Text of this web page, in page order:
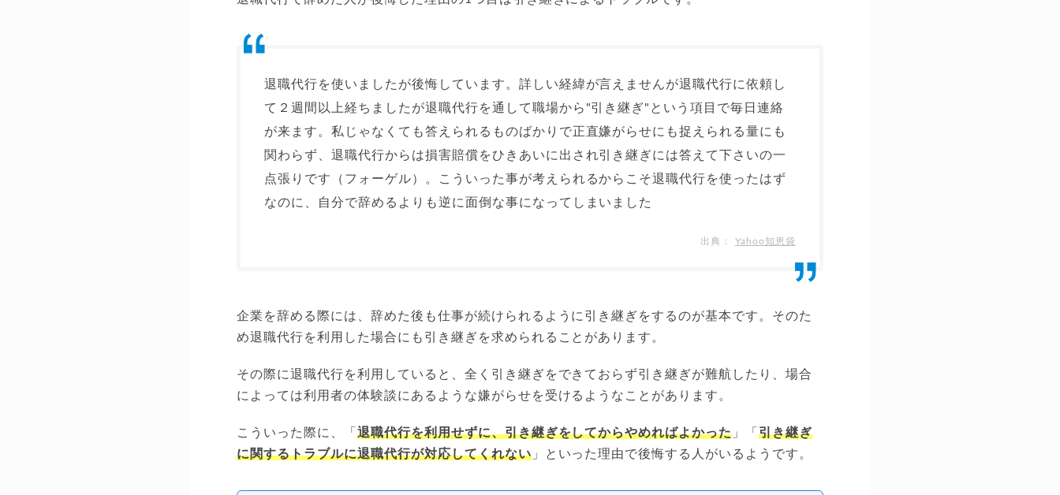
退職代行を使いましたが後悔しています。詳しい経緯が言えませんが退職代行に依頼し
て２週間以上経ちましたが退職代行を通して職場から"引き継ぎ"という項目で毎日連絡
が来ます。私じゃなくても答えられるものばかりで正直嫌がらせにも捉えられる量にも
関わらず、退職代行からは損害賠償をひきあいに出され引き継ぎには答えて下さいの一
点張りです（フォーゲル）。こういった事が考えられるからこそ退職代行を使ったはず
なのに、自分で辞めるよりも逆に面倒な事になってしまいました
Yahoo知恵袋
企業を辞める際には、辞めた後も仕事が続けられるように引き継ぎをするのが基本です。そのた
め退職代行を利用した場合にも引き継ぎを求められることがあります。
その際に退職代行を利用していると、全く引き継ぎをできておらず引き継ぎが難航したり、場合
によっては利用者の体験談にあるような嫌がらせを受けるようなことがあります。
こういった際に、「退職代行を利用せずに、引き継ぎをしてからやめればよかった 」「 引き継ぎ
に関するトラブルに退職代行が対応してくれない」といった理由で後悔する人がいるようです。